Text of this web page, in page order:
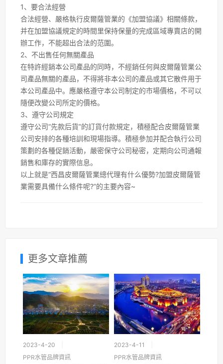
1、要合法經營
合法經營、嚴格執行皮爾薩管業的《加盟協議》相關條款，
并在加盟協議規定的時間里保持保量的完成區域專賣店的開
辦工作，不能超出合法的范圍。
2、不出售任何無關產品
在特許經銷本公司產品的同時，不經銷任何與皮爾薩管業公
司產品無關的產品，不得將非本公司的產品或其它散件用于
本公司產品中。應嚴格遵守本公司制定的市場價格，不可以
隨便改變公司所定的價格。
3、遵守公司規定
遵守公司“先款后貨”的訂貨付款規定，積極配合皮爾薩管業
公司安排的各種培訓和現場指導。積極參加并配合執行公司
策劃的各種促銷活動，嚴密保守公司秘密，定期向公司通報
銷售和庫存的實際信息。
以上就是“西昌皮爾薩管業總代理有什么優勢?加盟皮爾薩管
業需要具備什么條件呢?”的主要內容~
更多文章推薦
2023-4-20
PPR水管品牌資訊
2023-4-11
PPR水管品牌資訊